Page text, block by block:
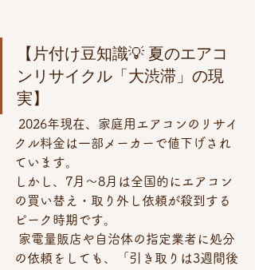
【片付け豆知識💡 夏のエアコ
ンリサイクル「大渋滞」の現
実】
クル料金は一部メーカーで値下げされ
ています。
しかし、7月〜8月は全国的にエアコン
の買い替え・取り外し依頼が殺到する
ピーク時期です。
の依頼をしても、「引き取りは3週間後